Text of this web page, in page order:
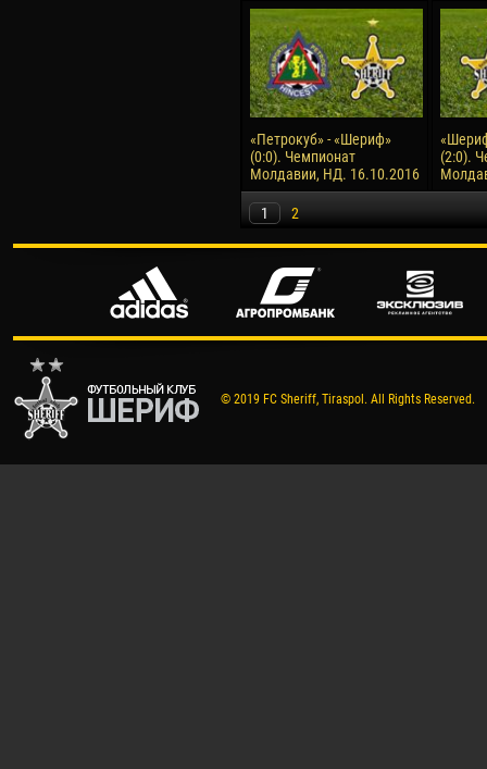
«Петрокуб» - «Шериф»
(0:0). Чемпионат
Молдавии, НД. 16.10.2016
(2:0).
1 2
© 2019 FC Sheriff, Tiraspol. All Rights Reserved.